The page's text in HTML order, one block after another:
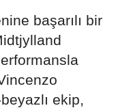
başarılı bir
ekip,